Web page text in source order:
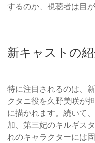
するのか、視聴者は目
新キャストの
特に注目されるのは、
クタニ役を久野美咲が
に描かれます。続いて
加、第三妃のキルギス
れのキャラクターには